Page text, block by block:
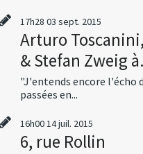
17h28 03 sept. 2015
Arturo
& Stefan Zweig
"J'entends encore l'écho
passées en...
16h0014juil. 2015
6, rue Rollin